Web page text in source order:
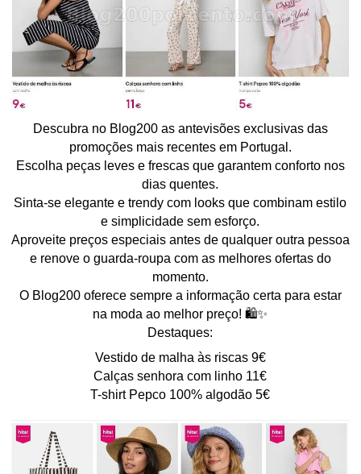
Descubra no Blog200 as antevisões exclusivas das
promoções mais recentes em Portugal.
Escolha peças leves e frescas que garantem conforto nos
dias quentes.
Sinta-se elegante e trendy com looks que combinam estilo
e simplicidade sem esforço.
Aproveite preços especiais antes de qualquer outra pessoa
e renove o guarda-roupa com as melhores ofertas do
momento.
O Blog200 oferece sempre a informação certa para estar
na moda ao melhor preço! 🛍️✨
Destaques:
Vestido de malha às riscas 9€
Calças senhora com linho 11€
T-shirt Pepco 100% algodão 5€